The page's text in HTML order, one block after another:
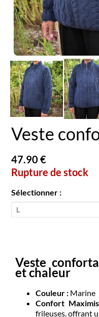
Veste
47.90 €
Rupture de stock
Sélectionner :
Veste
et chaleur
Couleur : Marine
Confort
frileuses, offrant